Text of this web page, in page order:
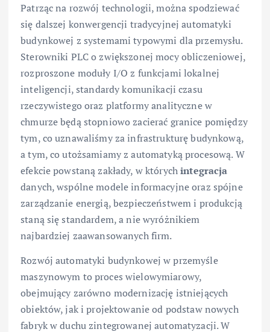
Patrząc na rozwój technologii, można spodziewać
się dalszej konwergencji tradycyjnej automatyki
budynkowej z systemami typowymi dla przemysłu.
Sterowniki PLC o zwiększonej mocy obliczeniowej,
rozproszone moduły I/O z funkcjami lokalnej
inteligencji, standardy komunikacji czasu
rzeczywistego oraz platformy analityczne w
chmurze będą stopniowo zacierać granice pomiędzy
tym, co uznawaliśmy za infrastrukturę budynkową,
a tym, co utożsamiamy z automatyką procesową. W
efekcie powstaną zakłady, w którychintegracja
danych, wspólne modele informacyjne oraz spójne
zarządzanie energią, bezpieczeństwem i produkcją
staną się standardem, a nie wyróżnikiem
najbardziej zaawansowanych firm.
Rozwój automatyki budynkowej w przemyśle
maszynowym to proces wielowymiarowy,
obejmujący zarówno modernizację istniejących
obiektów, jak i projektowanie od podstaw nowych
fabryk w duchu zintegrowanej automatyzacji. W